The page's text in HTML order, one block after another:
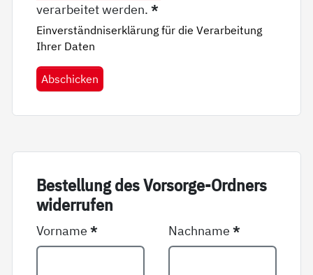
verarbeitet werden.*
Einverständniserklärung für die Verarbeitung
Ihrer Daten
Abschicken
Be­stel­lung des Vor­sor­ge-Ord­ners
wi­der­ru­fen
Vorname* Nachname*